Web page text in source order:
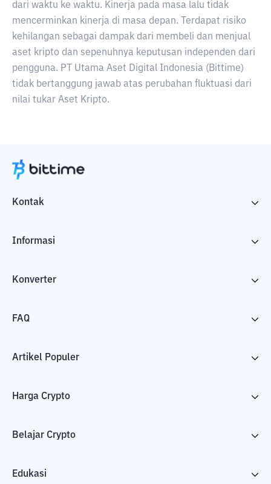
dari waktu ke waktu. Kinerja pada masa lalu tidak
mencerminkan kinerja di masa depan. Terdapat risiko
kehilangan sebagai dampak dari membeli dan menjual
aset kripto dan sepenuhnya keputusan independen dari
pengguna. PT Utama Aset Digital Indonesia (Bittime)
tidak bertanggung jawab atas perubahan fluktuasi dari
nilai tukar Aset Kripto.
Kontak
Informasi
Konverter
FAQ
Artikel Populer
Harga Crypto
Belajar Crypto
Edukasi